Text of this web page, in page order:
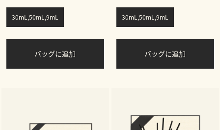
30mL,50mL,9mL
バッグに追加
30mL,50mL,9mL
バッグに追加